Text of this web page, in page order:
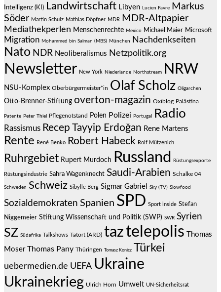
Intelligenz (KI) Landwirtschaft Libyen Lucien Favre
Markus
Söder Martin Schulz Mathias Döpfner MDR MDR-Altpapier
Mediathekperlen Menschenrechte Mexico Michael Maier Microsoft
Migration Mohammed bin Salman (MBS) München Nachdenkseiten
Nato NDR Neoliberalismus Netzpolitik.org
Newsletter New York Niederlande Northstream NRW
NSU-Komplex Oberbürgermeister*in Olaf Scholz Oligarchen
Otto-Brenner-Stiftung overton-magazin Oxiblog Palästina
Patente Peter Thiel Pflegenotstand Polen Polizei Portugal Radio
Rassismus Recep Tayyip Erdoğan Rene Martens
Rente René Benko Robert Habeck Rolf Mützenich
Ruhrgebiet Rupert Murdoch Russland Rüstungsexporte
Rüstungsindustrie Sahra Wagenknecht Saudi-Arabien Schalke 04
Schweden Schweiz Sibylle Berg Sigmar Gabriel Sky (TV) Slowfood
Sozialdemokraten Spanien SPD Sport inside Stefan
Niggemeier Stiftung Wissenschaft und Politik (SWP) SWR Syrien
SZ Südafrika Talkshows Tatort (ARD) taztelepolis
Thomas
Moser Thomas Pany Thüringen Tomasz Konicz Türkei
uebermedien.de UEFA Ukraine
Ukrainekrieg Ulrich Horn Umwelt UN-Sicherheitsrat